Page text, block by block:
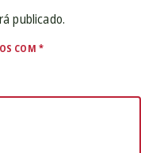
publicado.
COM *